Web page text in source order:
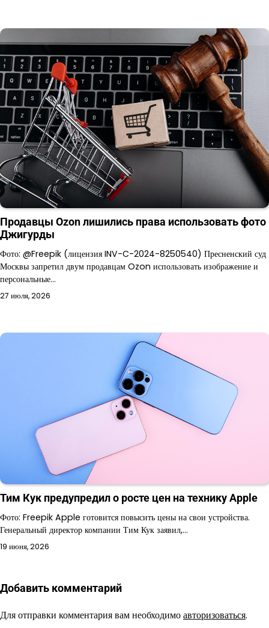
Продавцы Ozon лишились права использовать фото
Джигурды
Фото: @Freepik (лицензия INV-C-2024-8250540) Пресненский суд
Москвы запретил двум продавцам Ozon использовать изображение и
персональные…
27 июля, 2026
Тим Кук предупредил о росте цен на технику Apple
Фото: Freepik Apple готовится повысить цены на свои устройства.
Генеральный директор компании Тим Кук заявил,…
19 июня, 2026
Добавить комментарий
Для отправки комментария вам необходимоавторизоваться.